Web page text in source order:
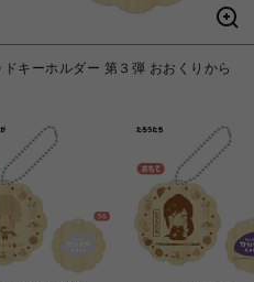
キーホルダー 第３弾 おおくりから